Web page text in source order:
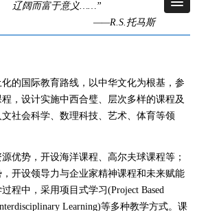
的国际教育路线，以中华文化为根基，参
，设计实施中西合璧、层次多样的课程及
社会科学、数理科技、艺术、体育等领
优势，开设海洋课程、高尔夫球课程等；
开设领导力与企业家精神课程和未来赋能
程中，采用项目式学习(Project Based
Learning)等多种教学方式。课
辽阔而富于意义……”
托马斯